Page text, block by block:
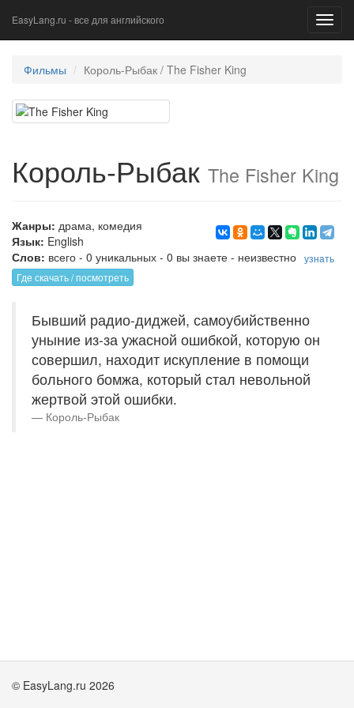
EasyLang.ru - все для английского
Фильмы Король-Рыбак / The Fisher King
Король-Рыбак The Fisher King
Жанры: драма, комедия
Язык: English
Слов: всего - 0 уникальных - 0 вы знаете - неизвестно узнать
Где скачать / посмотреть
Бывший радио-диджей, самоубийственно
уныние из-за ужасной ошибкой, которую он
совершил, находит искупление в помощи
больного бомжа, который стал невольной
жертвой этой ошибки.
Король-Рыбак
© EasyLang.ru 2026